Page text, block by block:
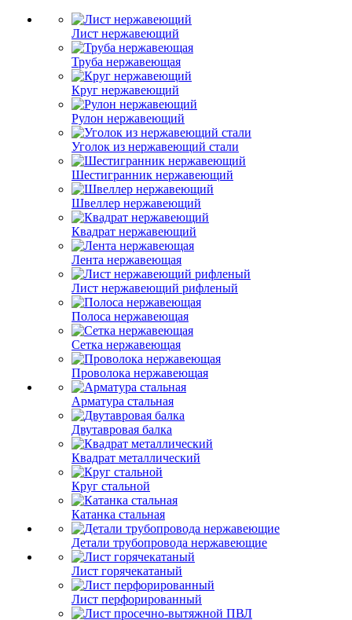
Лист нержавеющий
Труба нержавеющая
Круг нержавеющий
Рулон нержавеющий
Уголок из нержавеющий стали
Шестигранник нержавеющий
Швеллер нержавеющий
Квадрат нержавеющий
Лента нержавеющая
Лист нержавеющий рифленый
Полоса нержавеющая
Сетка нержавеющая
Проволока нержавеющая
Арматура стальная
Двутавровая балка
Квадрат металлический
Круг стальной
Катанка стальная
Детали трубопровода нержавеющие
Лист горячекатаный
Лист перфорированный